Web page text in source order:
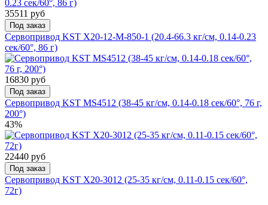
35511 руб
Под заказ
Сервопривод KST X20-12-M-850-1 (20.4-66.3 кг/см, 0.14-0.23
сек/60°, 86 г)
16830 руб
Под заказ
Сервопривод KST MS4512 (38-45 кг/см, 0.14-0.18 сек/60°, 76 г,
200°)
43%
22440 руб
Под заказ
Сервопривод KST X20-3012 (25-35 кг/см, 0.11-0.15 сек/60°,
72г)